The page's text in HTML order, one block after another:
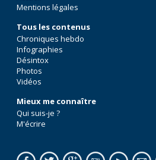
Mentions légales
Tous les contenus
Chroniques hebdo
Infographies
Désintox
Photos
Vidéos
Mieux me connaître
Qui suis-je ?
M'écrire